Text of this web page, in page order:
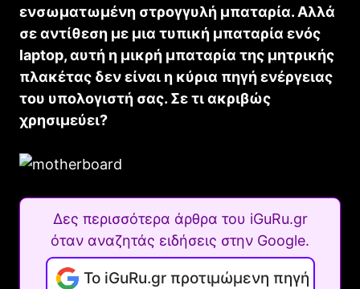
ενσωματωμένη στρογγυλή μπαταρία. Αλλά
σε αντίθεση με μια τυπική μπαταρία ενός
laptop, αυτή η μικρή μπαταρία της μητρικής
πλακέτας δεν είναι η κύρια πηγή ενέργειας
του υπολογιστή σας. Σε τι ακριβώς
χρησιμεύει?
Δες περισσότερα άρθρα του iGuRu.gr
όταν αναζητάς ειδήσεις στην Google.
Το iGuRu.gr προτιμώμενη πηγή